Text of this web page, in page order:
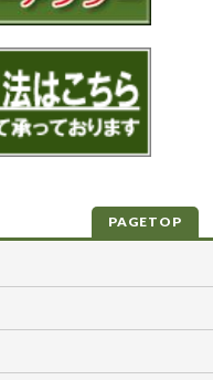
PAGETOP